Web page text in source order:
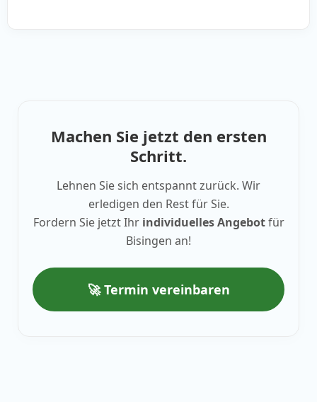
Machen Sie jetzt den ersten
Schritt.
Lehnen Sie sich entspannt zurück. Wir
erledigen den Rest für Sie.
Fordern Sie jetzt Ihr individuelles Angebotfür
Bisingen an!
🚀 Termin vereinbaren